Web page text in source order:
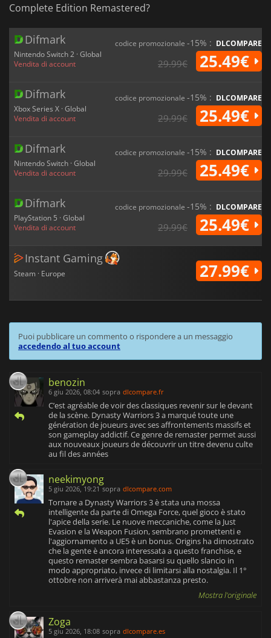
Complete Edition Remastered?
Difmark
Nintendo Switch 2 · Global
Vendita di account
codice promozionale -15% : DLCOMPARE
29.99€ 25.49€
Difmark
Xbox Series X · Global
Vendita di account
codice promozionale -15% : DLCOMPARE
29.99€ 25.49€
Difmark
Nintendo Switch · Global
Vendita di account
codice promozionale -15% : DLCOMPARE
29.99€ 25.49€
Difmark
PlayStation 5 · Global
Vendita di account
codice promozionale -15% : DLCOMPARE
29.99€ 25.49€
Instant Gaming
Steam · Europe 27.99€
Puoi pubblicare un commento o rispondere a un messaggio
accedendo al tuo account
benozin
6 giu 2026, 08:04 sopra dlcompare.fr
C’est agréable de voir des classiques revenir sur le devant
de la scène. Dynasty Warriors 3 a marqué toute une
génération de joueurs avec ses affrontements massifs et
son gameplay addictif. Ce genre de remaster permet aussi
aux nouveaux joueurs de découvrir un titre devenu culte
au fil des années
neekimyong
5 giu 2026, 19:21 sopra dlcompare.com
Tornare a Dynasty Warriors 3 è stata una mossa
intelligente da parte di Omega Force, quel gioco è stato
l'apice della serie. Le nuove meccaniche, come la Just
Evasion e la Weapon Fusion, sembrano promettenti e
l'aggiornamento a UE5 è un bonus. Origins ha dimostrato
che la gente è ancora interessata a questo franchise, e
questo remaster sembra basarsi su quello slancio in
modo appropriato, invece di limitarsi alla nostalgia. Il 1°
ottobre non arriverà mai abbastanza presto.
Mostra l'originale
Zoga
5 giu 2026, 18:08 sopra dlcompare.es